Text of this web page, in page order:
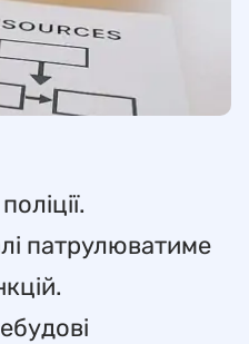
патрулюватиме